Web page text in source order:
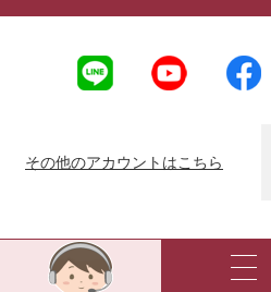
その他のアカウントはこちら